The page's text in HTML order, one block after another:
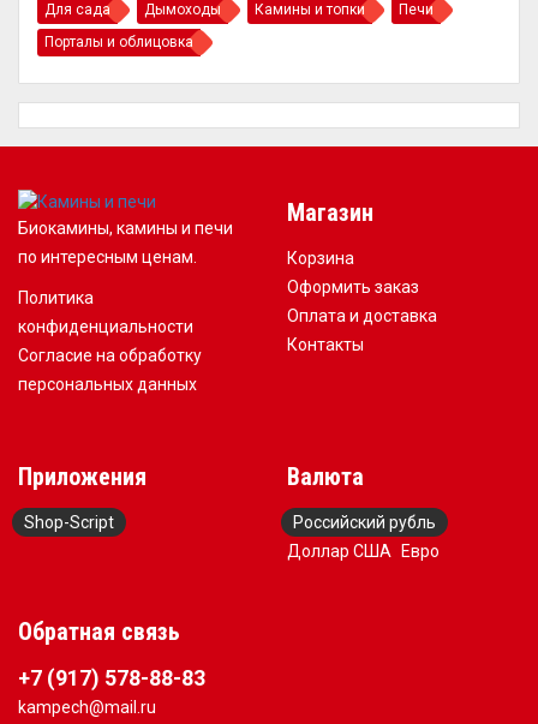
Для сада
Дымоходы Камины и топки
Печи
Порталы и облицовка
Биокамины, камины и печи
по интересным ценам.
Политика
конфиденциальности
Согласие на обработку
персональных данных
Магазин
Корзина
Оформить заказ
Оплата и доставка
Контакты
Приложения
Shop-Script
Валюта
Российский рубль
Доллар США
Евро
Обратная связь
+7 (917) 578-88-83
kampech@mail.ru